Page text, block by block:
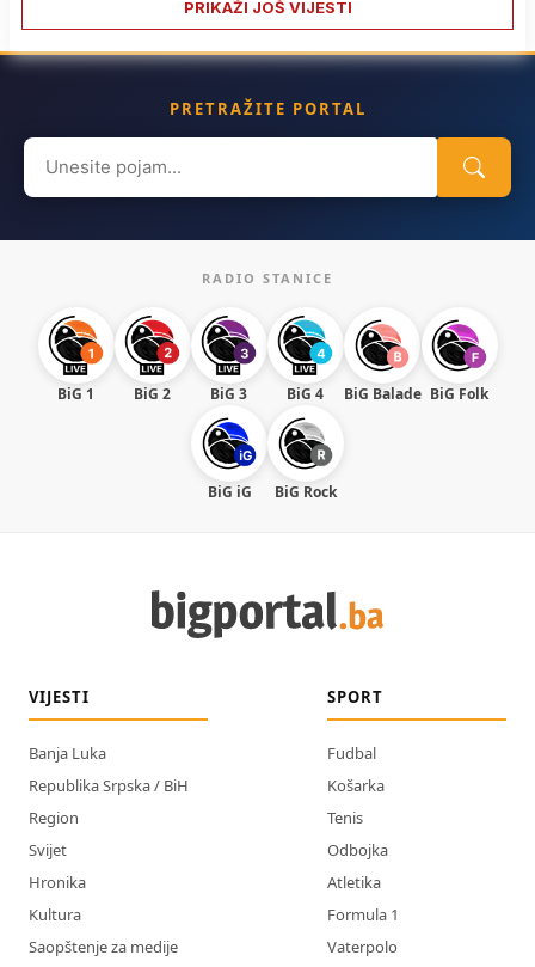
PRIKAŽI JOŠ VIJESTI
PRETRAŽITE PORTAL
Search
for:
RADIO STANICE
BiG 1 BiG 2 BiG 3 BiG 4 BiG Balade BiG Folk
BiG iG BiG Rock
VIJESTI
Banja Luka
Republika Srpska / BiH
Region
Svijet
Hronika
Kultura
Saopštenje za medije
SPORT
Fudbal
Košarka
Tenis
Odbojka
Atletika
Formula 1
Vaterpolo